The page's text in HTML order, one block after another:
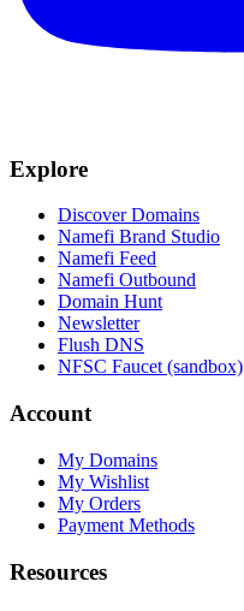
Explore
Discover Domains
Namefi Brand Studio
Namefi Feed
Namefi Outbound
Domain Hunt
Newsletter
Flush DNS
NFSC Faucet (sandbox)
Account
My Domains
My Wishlist
My Orders
Payment Methods
Resources